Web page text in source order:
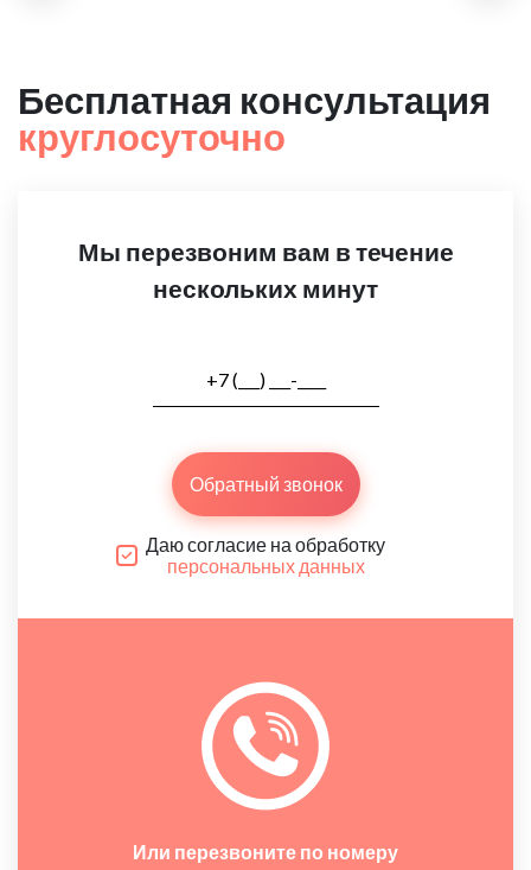
Бесплатная консультация
круглосуточно
Мы перезвоним вам в течение
нескольких минут
Обратный звонок
Даю согласие на обработку
персональных данных
Или перезвоните по номеру